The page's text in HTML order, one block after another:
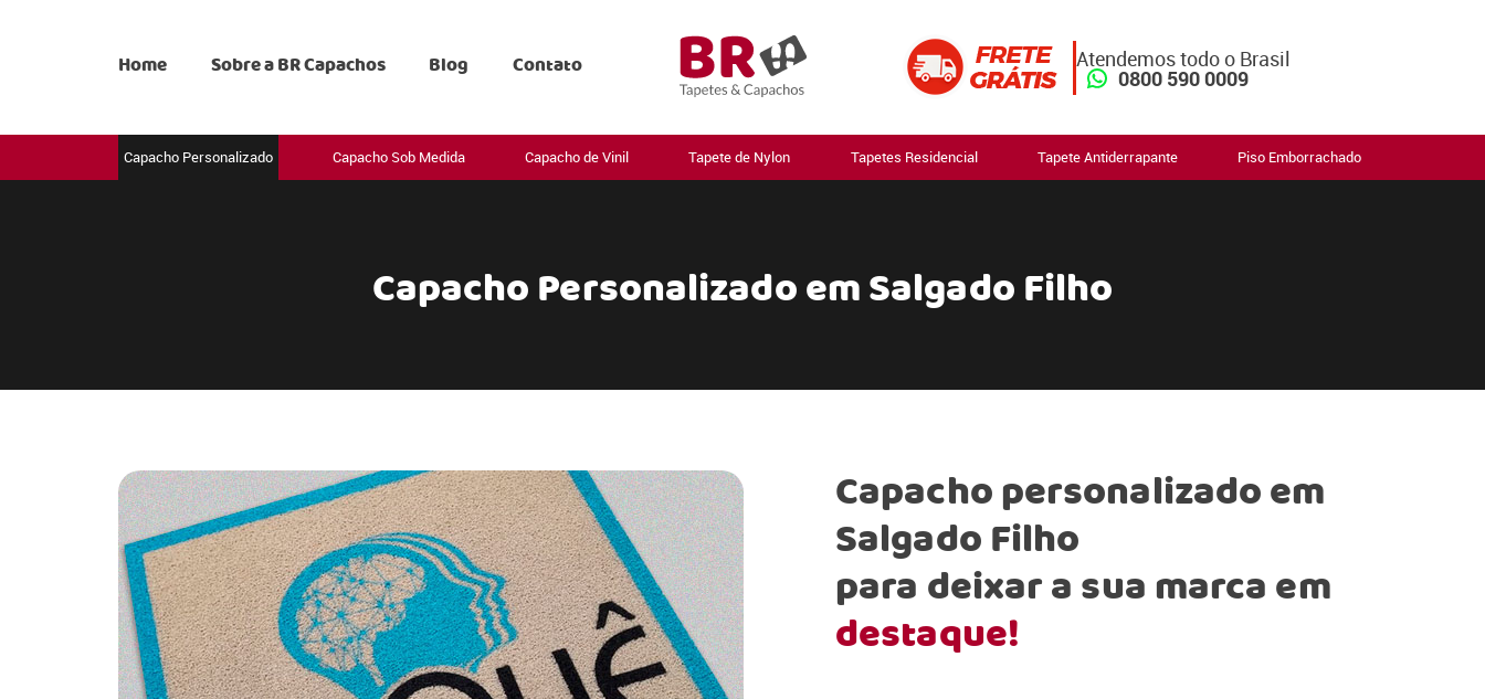
Home Sobre a BR Capachos Blog Contato Atendemos todo o Brasil
0800 590 0009
Capacho Personalizado Capacho Sob Medida Capacho de Vinil Tapete de Nylon Tapetes Residencial Tapete Antiderrapante Piso Emborrachado
Capacho Personalizado em Salgado Filho
Capacho personalizado em
Salgado Filho
para deixar a sua marca em
destaque!